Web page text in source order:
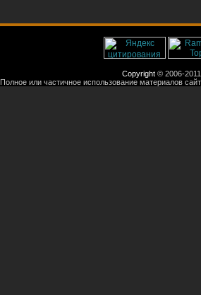
Copyright © 2006-
Полное или частичное использование материалов